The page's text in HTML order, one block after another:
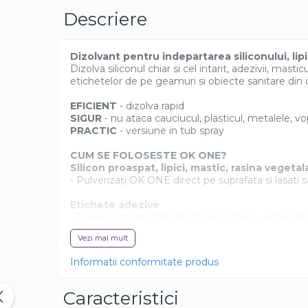
Casa si exterior
Intretinere suprafete
Solutii curatat podele
Descriere
Dizolvant pentru indepartarea siliconului,
Dizolva siliconul chiar si cel intarit, adezivii,
etichetelor de pe geamuri si obiecte sanitare din
EFICIENT - dizolva rapid
SIGUR - nu ataca cauciucul, plasticul, metalele,
PRACTIC - versiune in tub spray
CUM SE FOLOSESTE OK ONE?
Silicon proaspat, lipici, mastic, rasina
- Pulverizați OK ONE direct pe suprafata si
Etichete adezive
Urme de smoala sau asfalt pe autoturisme
Vezi mai mult
Informatii conformitate produs
Caracteristici